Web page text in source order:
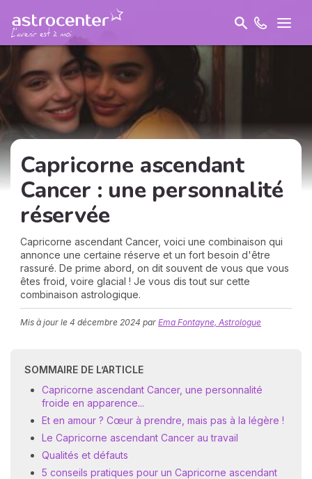
Capricorne ascendant
Cancer : une personnalité
réservée
Capricorne ascendant Cancer, voici une combinaison qui
annonce une certaine réserve et un fort besoin d'être
rassuré. De prime abord, on dit souvent de vous que vous
êtes froid, voire glacial ! Je vous dis tout sur cette
combinaison astrologique.
Mis à jour le 4 décembre 2024 par Ema Fontayne, Astrologue
SOMMAIRE DE L’ARTICLE
Capricorne ascendant Cancer, une personnalité
froide en apparence...
Et en amour ? Cœur à prendre, mais pas à la légère !
Le Capricorne ascendant Cancer au travail
Qualités et défauts
5 conseils pratiques pour un Capricorne ascendant